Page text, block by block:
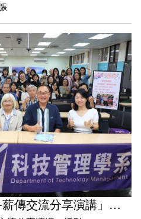
新知的課程說明會來了，我們
師介紹新學期課程內容，協助
重點，作為選課及研讀參考之
與組織倫理、半導體產業通
1學期的課程有「 團購行銷策
養、基礎統計分析、企業經
成式AI辦公室應用實務、AI影
程，課程實戰應用多元，效
114-2學期「傑出校友-薪傳交流分享演講」活動